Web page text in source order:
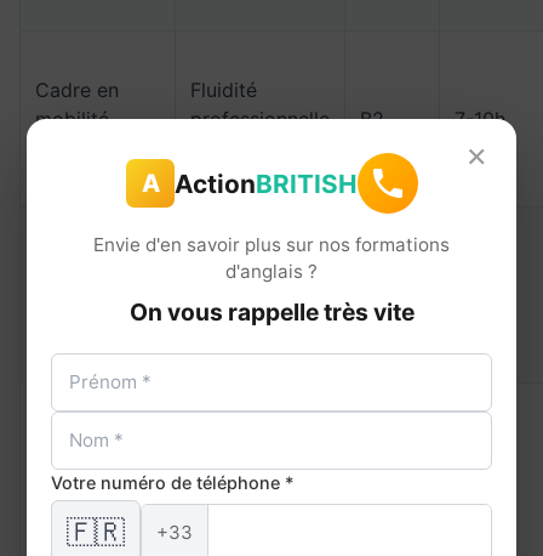
Cadre en
mobilité
Fluidité
professionnelle
B2 7-10h
Séjour / études
à l'étranger
Professionnel
de santé
médical
×
A ActionBRITISH
Envie d'en savoir plus sur nos formations
d'anglais ?
On vous rappelle très vite
Votre numéro de téléphone *
🇫🇷 +33